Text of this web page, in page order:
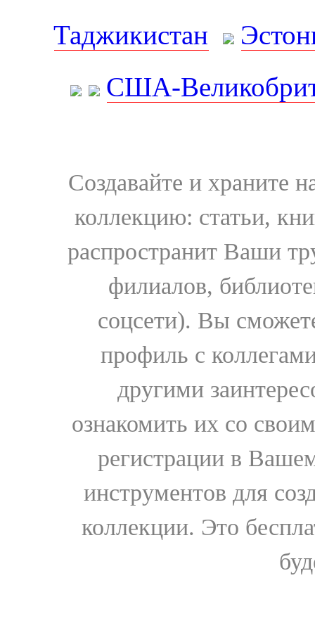
Таджикистан
США-
Создавайте и храните
коллекцию: статьи,
распространит Ваши
филиалов,
соцсети). Вы
профиль с
другими
ознакомить их со
регистрации в
инструментов для
коллекции. Это